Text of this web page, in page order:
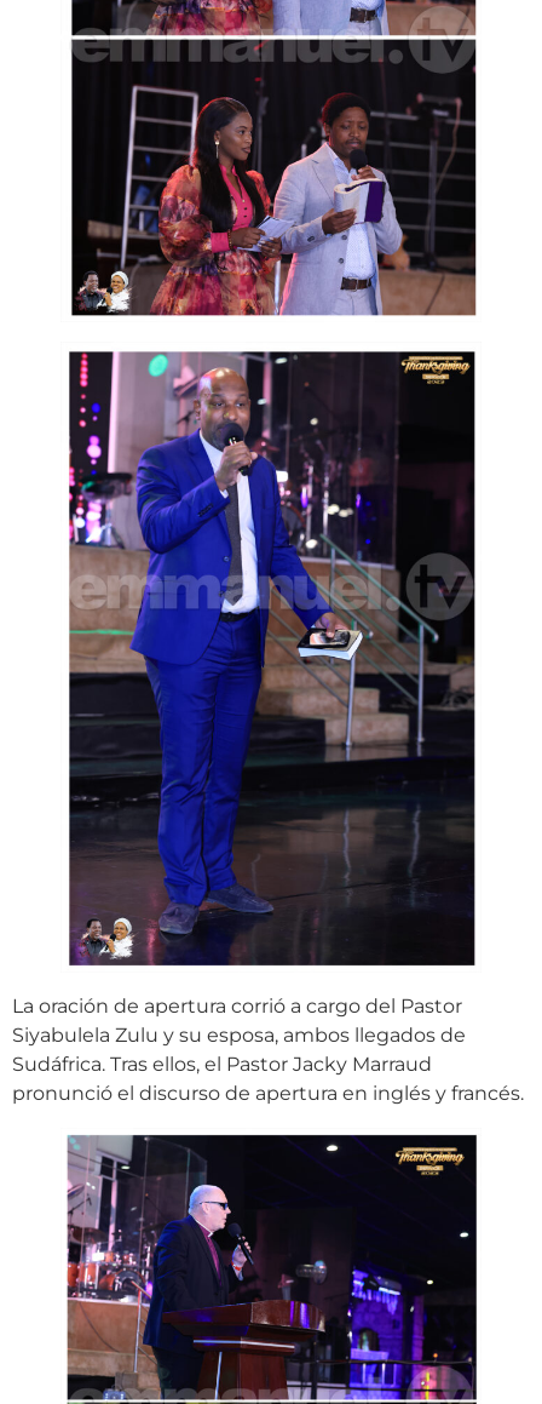
La oración de apertura corrió a cargo del Pastor
Siyabulela Zulu y su esposa, ambos llegados de
Sudáfrica. Tras ellos, el Pastor Jacky Marraud
pronunció el discurso de apertura en inglés y francés.